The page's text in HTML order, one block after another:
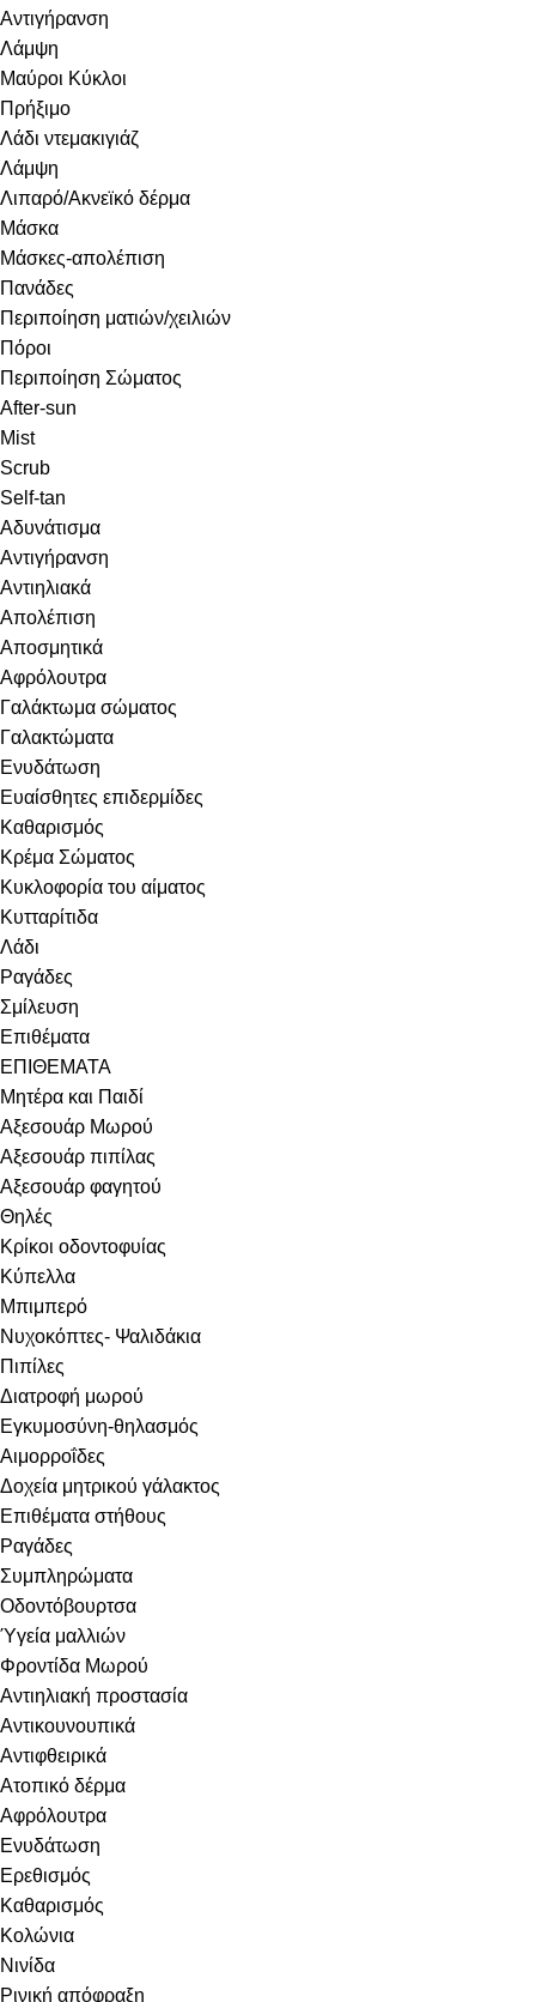
Αντιγήρανση
Λάμψη
Μαύροι Κύκλοι
Πρήξιμο
Λάδι ντεμακιγιάζ
Λάμψη
Λιπαρό/Ακνεϊκό δέρμα
Μάσκα
Μάσκες-απολέπιση
Πανάδες
Περιποίηση ματιών/χειλιών
Πόροι
Περιποίηση Σώματος
After-sun
Mist
Scrub
Self-tan
Αδυνάτισμα
Αντιγήρανση
Αντιηλιακά
Απολέπιση
Αποσμητικά
Αφρόλουτρα
Γαλάκτωμα σώματος
Γαλακτώματα
Ενυδάτωση
Ευαίσθητες επιδερμίδες
Καθαρισμός
Κρέμα Σώματος
Κυκλοφορία του αίματος
Κυτταρίτιδα
Λάδι
Ραγάδες
Σμίλευση
Επιθέματα
ΕΠΙΘΕΜΑΤΑ
Μητέρα και Παιδί
Αξεσουάρ Μωρού
Αξεσουάρ πιπίλας
Αξεσουάρ φαγητού
Θηλές
Κρίκοι οδοντοφυίας
Κύπελλα
Μπιμπερό
Νυχοκόπτες- Ψαλιδάκια
Πιπίλες
Διατροφή μωρού
Εγκυμοσύνη-θηλασμός
Αιμορροΐδες
Δοχεία μητρικού γάλακτος
Επιθέματα στήθους
Ραγάδες
Συμπληρώματα
Οδοντόβουρτσα
Ύγεία μαλλιών
Φροντίδα Μωρού
Αντιηλιακή προστασία
Αντικουνουπικά
Αντιφθειρικά
Ατοπικό δέρμα
Αφρόλουτρα
Ενυδάτωση
Ερεθισμός
Καθαρισμός
Κολώνια
Νινίδα
Ρινική απόφραξη